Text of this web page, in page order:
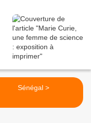
Sénégal >